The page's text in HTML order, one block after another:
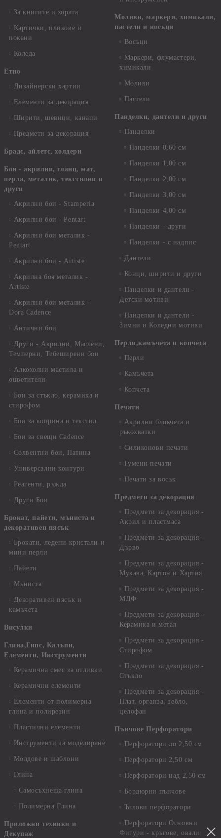
За книгите и хората
Картички, пликове и
покани
Коледа
Етно
Дизайнерски хартии
Елементи за декорация
Ширити, шевици, канапи
Предмети за декорация
Брадс, айлетс, холдери
Бои - акрилни, гланц, мат,
перла, металик, текстилни и
други
Акрилни бои - Stamperia
Акрилни бои - Pentart
Акрилни бои металик -
Pentart
Акрилни бои - Artiste
Акрилна боя металик -
Artiste
Акрилни бои металик -
Dora Cadence
Антични бои
Други - Акрилни, Маслени,
Темперни, Тебеширени бои
Алкохолни мастила и
оцветители
Бои за стъкло, керамика и
стирофом
Бои за коприна и текстил
Бои за свещи Cadence
Солвентни бои, Патина
Универсални контури
Реагенти, ръжда
Други Бои
Брокат, пайети, мъниста и
декоративен пясък
Брокати, ледени кристали и
мини перли
Пайети
Мъниста
Декоративен пясък и
камъчета
Висулки
Глина,Гипс, Калъпи,
Елементи, Инструменти
Керамична смес за отливки
Керамични елементи
Елементи от полимерна
глина и полирезин
Пластични елементи
Инструменти за моделиране
Молдове и шаблони
Глина
Самосъхнеща глина
Полимерна Глина
Приложни техники и
Декупаж
Моливи, маркери, химикали,
пастели и восъци
Восъци
Маркери, флумастери,
химикали
Моливи
Пастели
Панделки, дантели и други
Панделки
Панделки 0,60 см
Панделки 1,00 см
Панделки 2,00 см
Панделки 3,00 см
Панделки 4,00 см
Панделки - други
Панделки - с надпис
Дантели
Конци, ширити и други
Панделки и дантели -
Детски мотиви
Панделки и дантели -
Зимни и Коледни мотиви
Перли,камъчета и копчета
Перли
Камъчета
Копчета
Печати
Акрилни блокчета и
ръкохватки
Силиконови печати
Гумени печати
Печати за восък
Предмети за декорация
Предмети за декорация -
Акрил и пластмаса
Предмети за декорация -
Дърво
Предмети за декорация -
Мукава, Картон и Хартия
Предмети за декорация -
МДФ
Предмети за декорация -
Керамика и метал
Предмети за декорация -
Стирофом
Предмети за декорация -
Стъкло
Предмети за декорация -
Плат, органза, зебло,
целофан
Пънчове Перфоратори
Перфоратори до 2,50 см
Перфоратори 2,50 см
Перфоратори над 2,50 см
Бордюрни пънчове
Ъглови перфоратори
Перфоратори Основни
Фигури - кръгове, овали